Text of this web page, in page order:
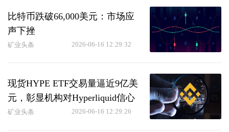
比特币跌破66,000美元：市场应
声下挫
矿业头条 2026-06-16 12:29:32
现货HYPE ETF交易量逼近9亿美
元，彰显机构对Hyperliquid信心
矿业头条 2026-06-16 12:29:26